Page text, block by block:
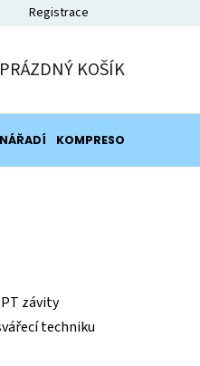
Registrace
PRÁZDNÝ KOŠÍK
KOMPRESORY
závity
techniku